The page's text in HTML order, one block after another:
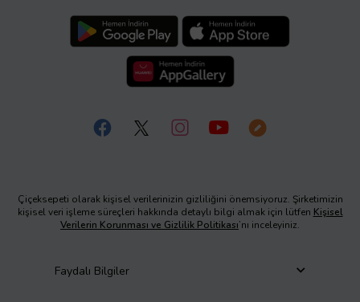
Çiçeksepeti olarak kişisel verilerinizin gizliliğini önemsiyoruz. Şirketimizin
kişisel veri işleme süreçleri hakkında detaylı bilgi almak için lütfen Kişisel
Verilerin Korunması ve Gizlilik Politikası’nı inceleyiniz.
Faydalı Bilgiler